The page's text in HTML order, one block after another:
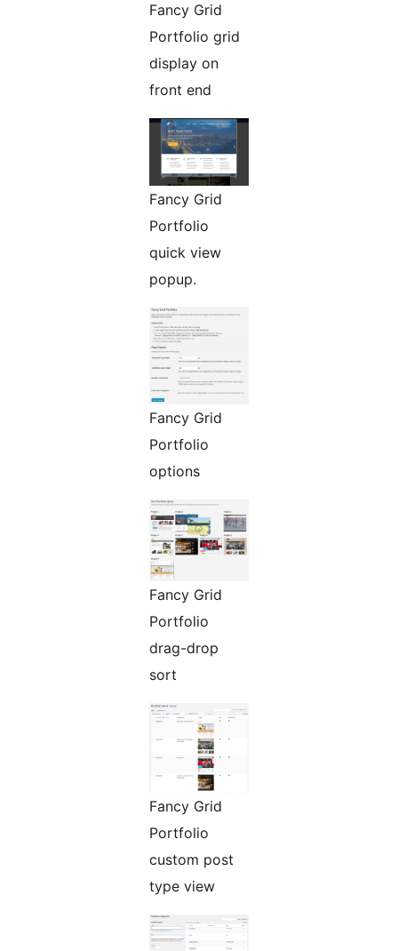
Fancy Grid
Portfolio grid
display on
front end
Fancy Grid
Portfolio
quick view
popup.
Fancy Grid
Portfolio
options
Fancy Grid
Portfolio
drag-drop
sort
Fancy Grid
Portfolio
custom post
type view